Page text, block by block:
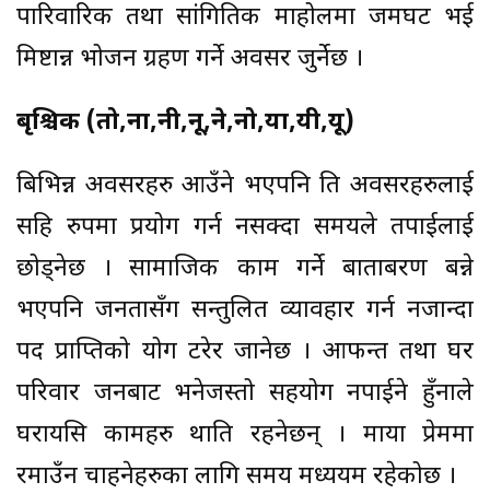
पारिवारिक तथा सांगितिक माहोलमा जमघट भई
मिष्टान्न भोजन ग्रहण गर्ने अवसर जुर्नेछ ।
बृश्चिक (तो,ना,नी,नू,ने,नो,या,यी,यू)
बिभिन्न अवसरहरु आउँने भएपनि ति अवसरहरुलाई
सहि रुपमा प्रयोग गर्न नसक्दा समयले तपाईलाई
छोड्नेछ । सामाजिक काम गर्ने बाताबरण बन्ने
भएपनि जनतासँग सन्तुलित व्यावहार गर्न नजान्दा
पद प्राप्तिको योग टरेर जानेछ । आफन्त तथा घर
परिवार जनबाट भनेजस्तो सहयोग नपाईने हुँनाले
घरायसि कामहरु थाति रहनेछन् । माया प्रेममा
रमाउँन चाहनेहरुका लागि समय मध्ययम रहेकोछ ।